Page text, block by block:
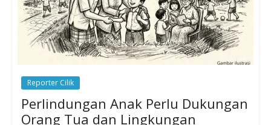
Reporter Cilik
Perlindungan Anak Perlu Dukungan
Orang Tua dan Lingkungan